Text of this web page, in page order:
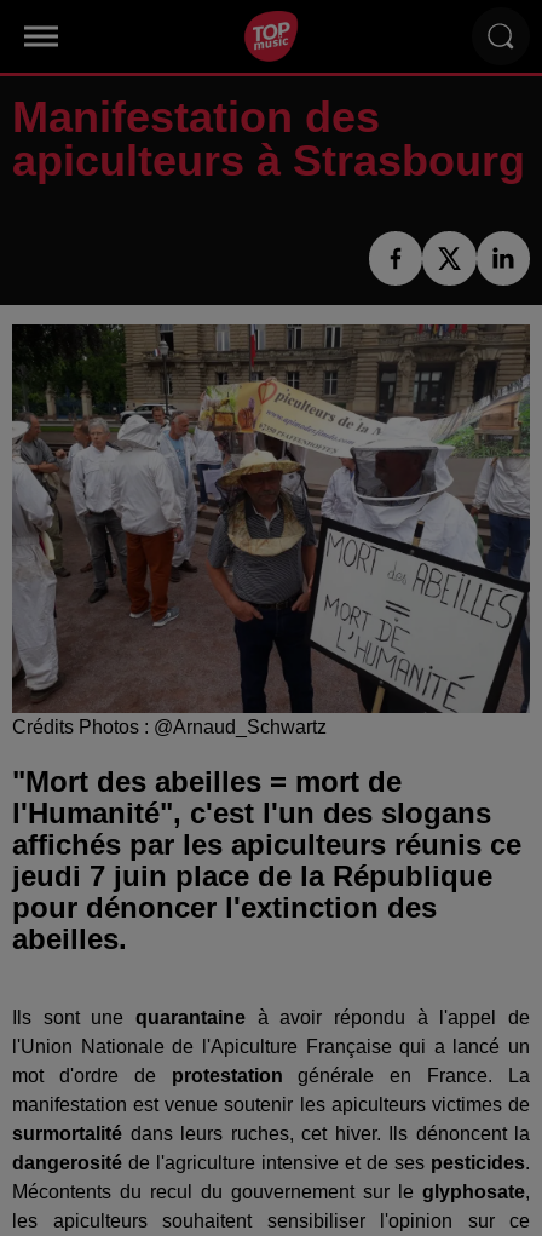
Manifestation des
apiculteurs à Strasbourg
Crédits Photos : @Arnaud_Schwartz
"Mort des abeilles = mort de
l'Humanité", c'est l'un des slogans
affichés par les apiculteurs réunis ce
jeudi 7 juin place de la République
pour dénoncer l'extinction des
abeilles.
Ils sont une quarantaine à avoir répondu à l'appel de
l'Union Nationale de l'Apiculture Française qui a lancé un
mot d'ordre de protestation générale en France. La
manifestation est venue soutenir les apiculteurs victimes de
surmortalité dans leurs ruches, cet hiver. Ils dénoncent la
dangerosité de l'agriculture intensive et de ses pesticides.
Mécontents du recul du gouvernement sur le glyphosate,
les apiculteurs souhaitent sensibiliser l'opinion sur ce